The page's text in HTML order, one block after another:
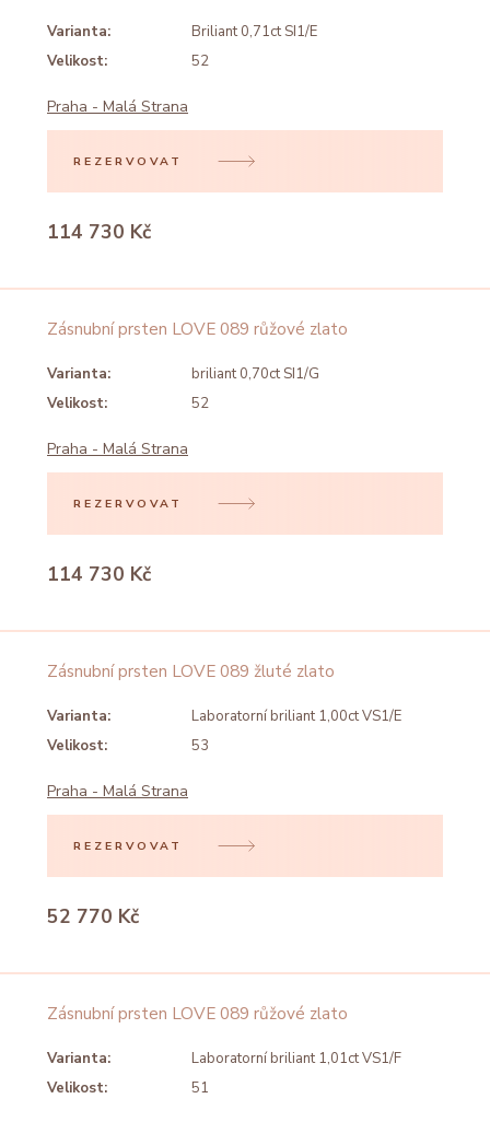
Varianta:
Briliant 0,71ct SI1/E
Velikost:
52
Praha - Malá Strana
REZERVOVAT
114 730 Kč
Zásnubní prsten LOVE 089 růžové zlato
Varianta:
briliant 0,70ct SI1/G
Velikost:
52
Praha - Malá Strana
REZERVOVAT
114 730 Kč
Zásnubní prsten LOVE 089 žluté zlato
Varianta:
Laboratorní briliant 1,00ct VS1/E
Velikost:
53
Praha - Malá Strana
REZERVOVAT
52 770 Kč
Zásnubní prsten LOVE 089 růžové zlato
Varianta:
Laboratorní briliant 1,01ct VS1/F
Velikost:
51